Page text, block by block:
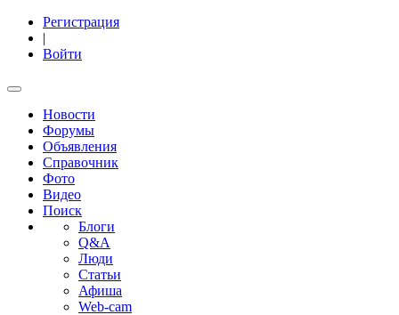
Регистрация
|
Войти
Новости
Форумы
Объявления
Справочник
Фото
Видео
Поиск
Блоги
Q&A
Люди
Статьи
Афиша
Web-cam